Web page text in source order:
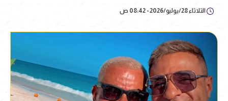
الثلاثاء 28/يوليو/2026 - 08:42 ص